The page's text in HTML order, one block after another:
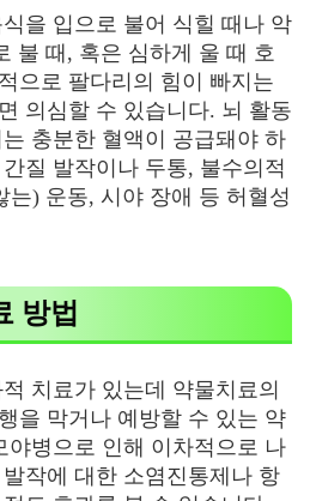
을 입으로 불어 식힐 때나 악
불 때, 혹은 심하게 울 때 호
으로 팔다리의 힘이 빠지는
의심할 수 있습니다. 뇌 활동
충분한 혈액이 공급돼야 하
질 발작이나 두통, 불수의적
는) 운동, 시야 장애 등 허혈성
방법
치료가 있는데 약물치료의
을 막거나 예방할 수 있는 약
야병으로 인해 이차적으로 나
작에 대한 소염진통제나 항